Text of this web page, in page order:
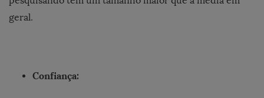
geral.
Confiança: